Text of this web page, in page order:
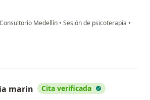
Consultorio Medellín • Sesión de psicoterapia •
Bellido
marin Cita verificada